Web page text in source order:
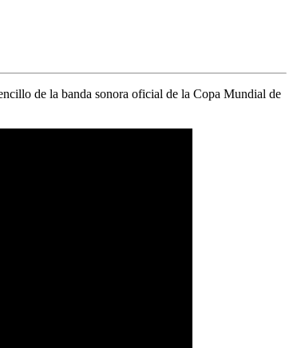
de la banda sonora oficial de la Copa Mundial de